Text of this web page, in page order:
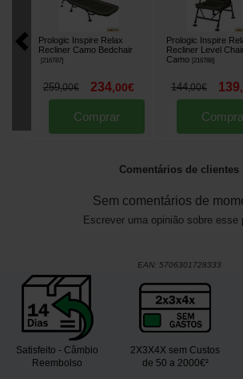
Prologic Inspire Relax
Recliner Camo Bedchair
[216787]
259,00€ 234,00€
Comprar
Prologic Inspire
Recliner Level
Camo [216788]
144,00€ 139,
Comentários de clientes
Sem comentários de
Escrever uma opinião sobre esse
EAN: 5706301728333
Satisfeito - Câmbio
Reembolso
2X3X4X sem Custos
de 50 a 2000€²